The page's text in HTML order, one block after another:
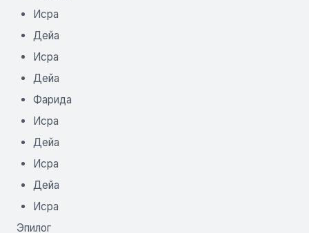
Исра
Дейа
Исра
Дейа
Фарида
Исра
Дейа
Исра
Дейа
Исра
Эпилог